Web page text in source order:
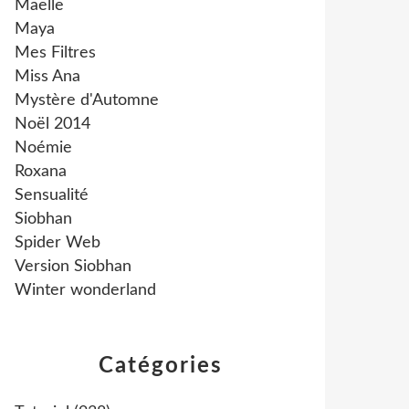
Catégories
Maëlle
Maya
Mes Filtres
Miss Ana
Mystère d'Automne
Noël 2014
Noémie
Roxana
Sensualité
Siobhan
Spider Web
Version Siobhan
Winter wonderland